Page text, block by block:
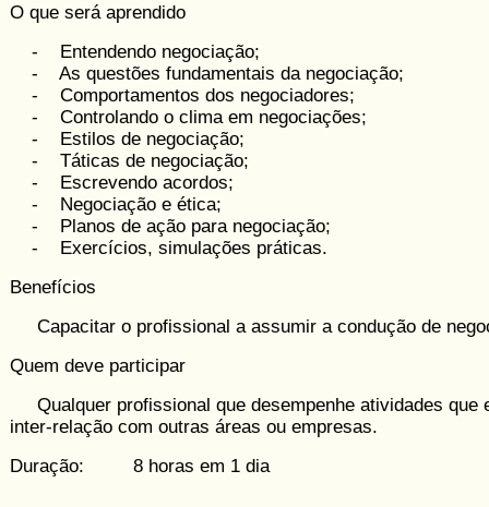
O que será aprendido
- Entendendo negociação;
- As questões fundamentais da negociação;
- Comportamentos dos negociadores;
- Controlando o clima em negociações;
- Estilos de negociação;
- Táticas de negociação;
- Escrevendo acordos;
- Negociação e ética;
- Planos de ação para negociação;
- Exercícios, simulações práticas.
Benefícios
Capacitar o profissional a assumir a con­dução de
Quem deve participar
Qualquer profissional que desempenhe atividades que
inter-relação com outras áreas ou empresas.
Duração: 8 horas em 1 dia